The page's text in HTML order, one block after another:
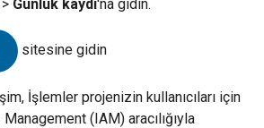
> Günlük kaydı'na gidin.
sitesine gidin
İşlemler projenizin kullanıcıları için
(IAM) aracılığıyla